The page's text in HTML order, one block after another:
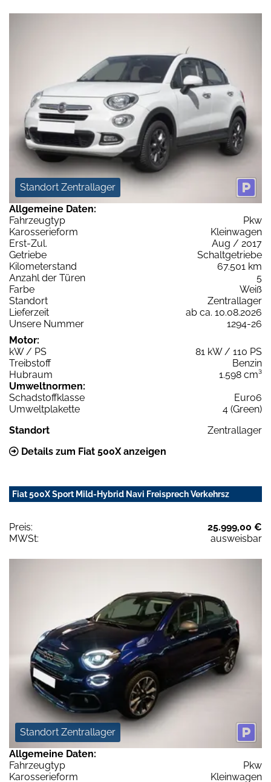
Standort Zentrallager
Allgemeine Daten:
Fahrzeugtyp
Pkw
Karosserieform
Kleinwagen
Erst-Zul.
Aug / 2017
Getriebe
Schaltgetriebe
Kilometerstand
67.501 km
Anzahl der Türen
5
Farbe
Weiß
Standort
Zentrallager
Lieferzeit
ab ca. 10.08.2026
Unsere Nummer
1294-26
Motor:
kW / PS
81 kW / 110 PS
Treibstoff
Benzin
Hubraum
1.598 cm³
Umweltnormen:
Schadstoffklasse
Euro6
Umweltplakette
4 (Green)
Standort
Zentrallager
Details zum Fiat 500X anzeigen
Fiat 500X Sport Mild-Hybrid Navi Freisprech Verkehrsz
Preis:
25.999,00 €
MWSt:
ausweisbar
Standort Zentrallager
Allgemeine Daten:
Fahrzeugtyp
Pkw
Karosserieform
Kleinwagen